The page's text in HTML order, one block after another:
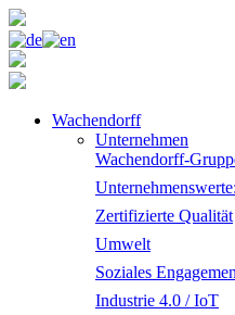
Wachendorff
Unternehmen
Wachendorff-
Zertifizierte Qualität
Umwelt
Soziales
Industrie 4.0 / IoT